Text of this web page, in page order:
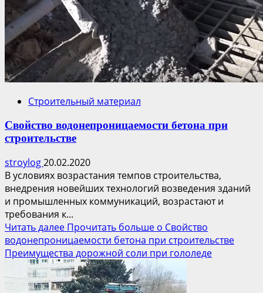
Строительный материал
Свойство водонепроницаемости бетона при
строительстве
stroylog20.02.2020
В условиях возрастания темпов строительства,
внедрения новейших технологий возведения зданий
и промышленных коммуникаций, возрастают и
требования к...
Читать далее Прочитать больше о Свойство
водонепроницаемости бетона при строительстве
Преимущества дорожной соли при гололеде